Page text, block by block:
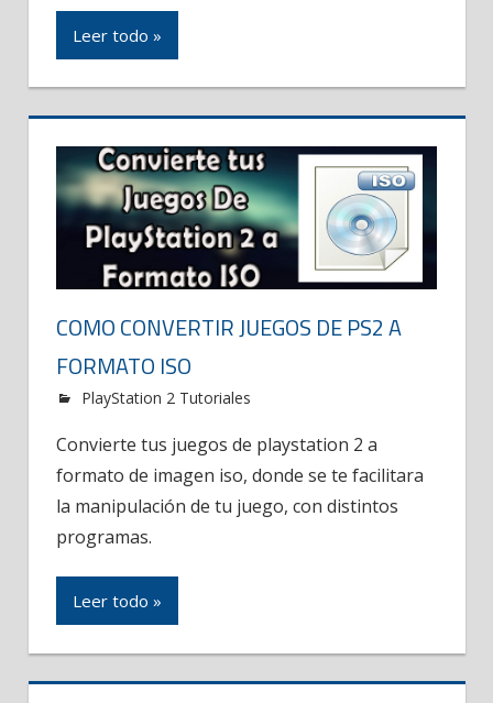
Leer todo »
COMO CONVERTIR JUEGOS DE PS2 A
FORMATO ISO
PlayStation 2 Tutoriales
Convierte tus juegos de playstation 2 a
formato de imagen iso, donde se te facilitara
la manipulación de tu juego, con distintos
programas.
Leer todo »